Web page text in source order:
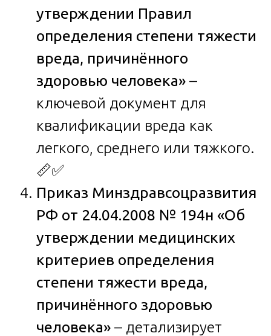
утверждении Правил
определения степени тяжести
вреда, причинённого
здоровью человека» –
ключевой документ для
квалификации вреда как
легкого, среднего или тяжкого.
📏✅
Приказ Минздравсоцразвития
РФ от 24.04.2008 № 194н «Об
утверждении медицинских
критериев определения
степени тяжести вреда,
причинённого здоровью
человека» – детализирует